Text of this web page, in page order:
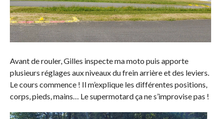
Avant de rouler, Gilles inspecte ma moto puis apporte
plusieurs réglages aux niveaux du frein arrière et des leviers.
Le cours commence ! Il m’explique les différentes positions,
corps, pieds, mains… Le supermotard ça ne s’improvise pas !